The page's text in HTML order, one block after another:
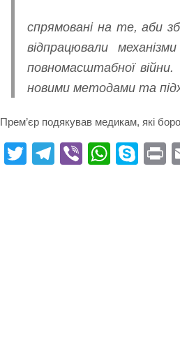
спрямовані на те, аби
відпрацювали
повномасштабної війни.
новими методами та
Прем’єр подякував медикам, які
Fa T
Te Vi
W
S